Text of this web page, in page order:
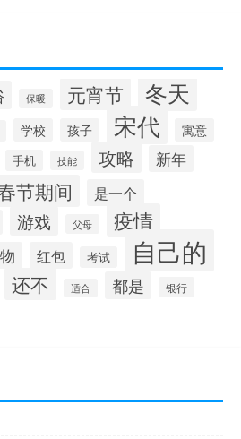
保暖 元宵节 冬天
学校 孩子 宋代 寓意
手机 技能 攻略 新年
节期间 是一个
游戏 父母 疫情
红包 考试 自己的
还不 适合 都是 银行